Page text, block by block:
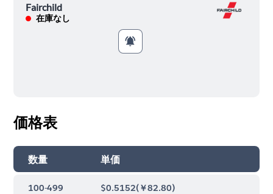
Fairchild
在庫なし
価格表
数量 単価
100-499 $0.5152(￥82.80)